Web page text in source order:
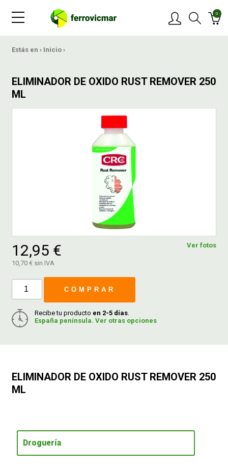
0
Estás en › Inicio ›
ELIMINADOR DE OXIDO RUST REMOVER 250
ML
Ver fotos
12,95 €
10,70 € sin IVA
COMPRAR
Recibe tu producto en 2-5 días
España península. Ver otras opciones
ELIMINADOR DE OXIDO RUST REMOVER 250
ML
Droguería
MARCAS
OFERTAS
NOVEDADES
BLOG
CONTACTAR
CATÁLOGOS